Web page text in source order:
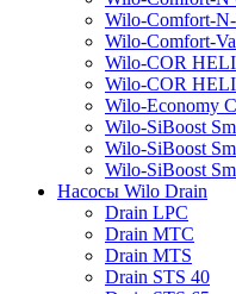
Wilo-Comfort-
Wilo-Comfort-
Wilo-COR
Wilo-COR
Wilo-Economy
Wilo-SiBoost
Wilo-SiBoost
Wilo-SiBoost
Насосы Wilo Drain
Drain LPC
Drain MTC
Drain MTS
Drain STS 40